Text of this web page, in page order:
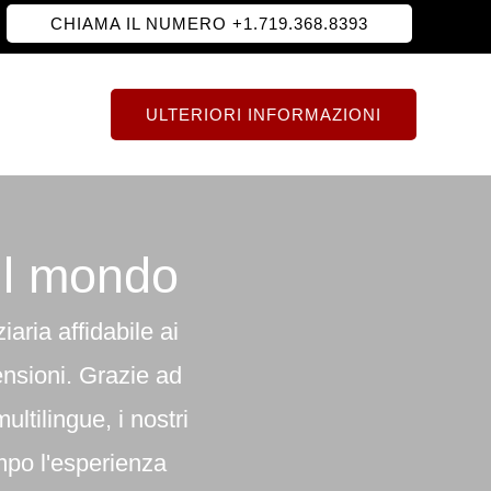
CHIAMA IL NUMERO +1.719.368.8393
ULTERIORI INFORMAZIONI
mondo
affidabile ai
Grazie ad
i nostri
l'esperienza